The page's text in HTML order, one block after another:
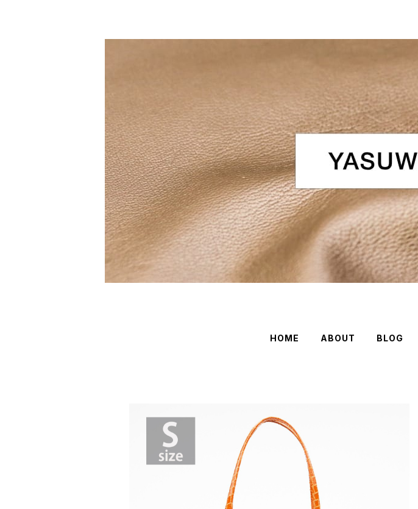
HOME ABOUT BLOG